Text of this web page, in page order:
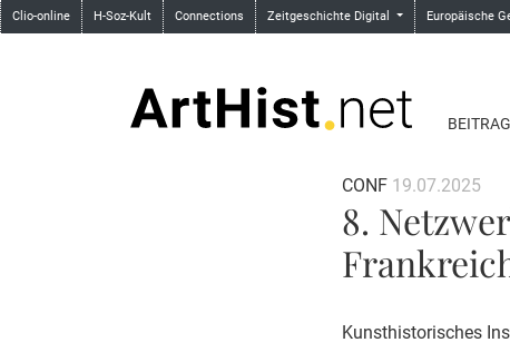
Clio-online H-Soz-Kult Connections Zeitgeschichte Digital Europäische
CONF 19.07.2025
8.
Kunsthistorisches